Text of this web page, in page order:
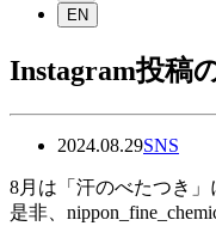
EN
Instagram投稿
2024.08.29SNS
8月は「汗のべたつき」
是非、